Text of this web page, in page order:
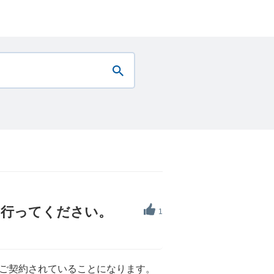
1
ってください。
約されていることになります。